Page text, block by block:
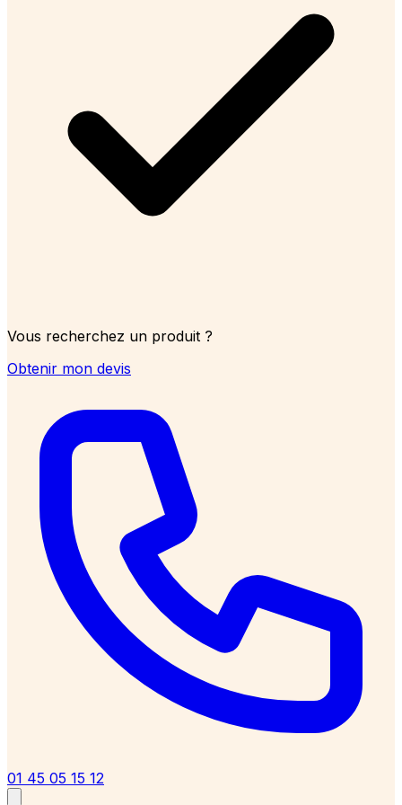
Vous recherchez un produit ?
Obtenir mon devis
01 45 05 15 12